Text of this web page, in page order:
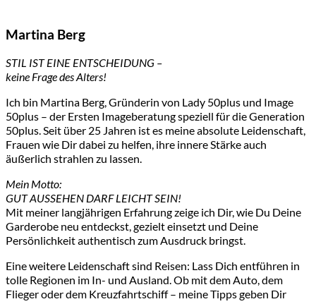
Martina Berg
STIL IST EINE ENTSCHEIDUNG –
keine Frage des Alters!
Ich bin Martina Berg, Gründerin von Lady 50plus und Image
50plus – der Ersten Imageberatung speziell für die Generation
50plus. Seit über 25 Jahren ist es meine absolute Leidenschaft,
Frauen wie Dir dabei zu helfen, ihre innere Stärke auch
äußerlich strahlen zu lassen.
Mein Motto:
GUT AUSSEHEN DARF LEICHT SEIN!
Mit meiner langjährigen Erfahrung zeige ich Dir, wie Du Deine
Garderobe neu entdeckst, gezielt einsetzt und Deine
Persönlichkeit authentisch zum Ausdruck bringst.
Eine weitere Leidenschaft sind Reisen: Lass Dich entführen in
tolle Regionen im In- und Ausland. Ob mit dem Auto, dem
Flieger oder dem Kreuzfahrtschiff – meine Tipps geben Dir